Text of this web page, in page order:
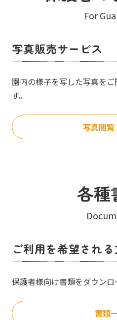
For
写真販売サービス
園内の様子を写した写真を
す。
写真閲覧
各種
ご利用を希望され
保護者様向け書類をダウンロ
書類